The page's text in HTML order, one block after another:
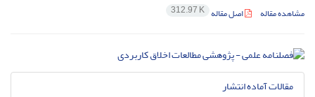
مشاهده مقاله اصل مقاله 312.97 K
مقالات آماده انتشار